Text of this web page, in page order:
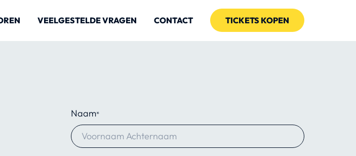
VEELGESTELDE VRAGEN CONTACT TICKETS KOPEN
Naam*